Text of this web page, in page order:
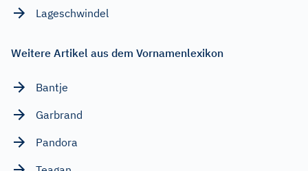
Lageschwindel
Weitere Artikel aus dem Vornamenlexikon
Bantje
Garbrand
Pandora